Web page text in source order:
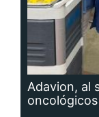
Adavion, al
oncológicos